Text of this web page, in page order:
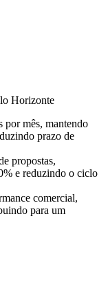
Horizonte
por mês, mantendo
prazo de
propostas,
e reduzindo o ciclo
comercial,
para um